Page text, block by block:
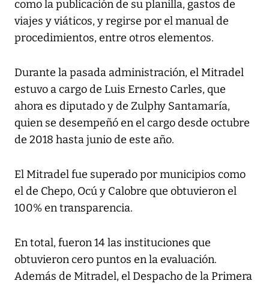
como la publicación de su planilla, gastos de
viajes y viáticos, y regirse por el manual de
procedimientos, entre otros elementos.
Durante la pasada administración, el Mitradel
estuvo a cargo de Luis Ernesto Carles, que
ahora es diputado y de Zulphy Santamaría,
quien se desempeñó en el cargo desde octubre
de 2018 hasta junio de este año.
El Mitradel fue superado por municipios como
el de Chepo, Ocú y Calobre que obtuvieron el
100% en transparencia.
En total, fueron 14 las instituciones que
obtuvieron cero puntos en la evaluación.
Además de Mitradel, el Despacho de la Primera